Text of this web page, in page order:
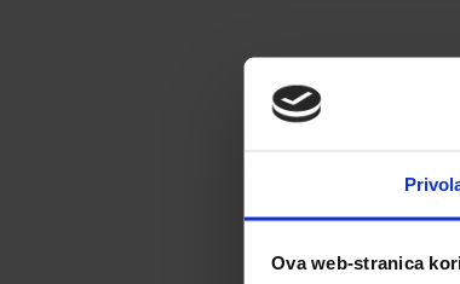
Ova web-stranica